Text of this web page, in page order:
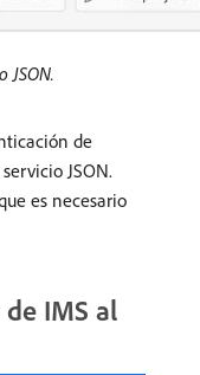
JSON.
de
JSON.
es necesario
IMS al